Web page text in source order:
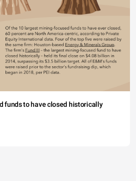
funds to have closed historically